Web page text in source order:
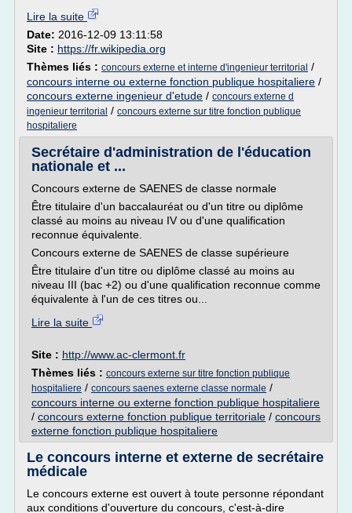
Lire la suite
Date: 2016-12-09 13:11:58
Site : https://fr.wikipedia.org
Thèmes liés : concours externe et interne d'ingenieur territorial /
concours interne ou externe fonction publique hospitaliere /
concours externe ingenieur d'etude / concours externe d
ingenieur territorial / concours externe sur titre fonction publique
hospitaliere
Secrétaire d'administration de l'éducation
nationale et ...
Concours externe de SAENES de classe normale
Être titulaire d'un baccalauréat ou d'un titre ou diplôme
classé au moins au niveau IV ou d'une qualification
reconnue équivalente.
Concours externe de SAENES de classe supérieure
Être titulaire d'un titre ou diplôme classé au moins au
niveau III (bac +2) ou d'une qualification reconnue comme
équivalente à l'un de ces titres ou...
Lire la suite
Site : http://www.ac-clermont.fr
Thèmes liés : concours externe sur titre fonction publique
hospitaliere / concours saenes externe classe normale /
concours interne ou externe fonction publique hospitaliere
/ concours externe fonction publique territoriale / concours
externe fonction publique hospitaliere
Le concours interne et externe de secrétaire
médicale
Le concours externe est ouvert à toute personne répondant
aux conditions d'ouverture du concours, c'est-à-dire